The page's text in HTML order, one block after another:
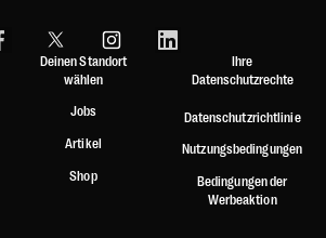
Deinen Standort
wählen
Jobs
Artikel
Shop
Ihre
Datenschutzrechte
Datenschutzrichtlinie
Nutzungsbedingungen
Bedingungen der
Werbeaktion